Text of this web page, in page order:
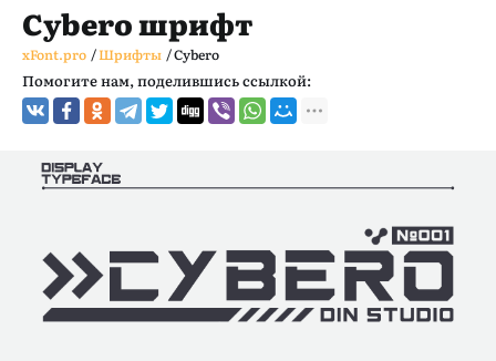
Cybero шрифт
xFont.pro /Шрифты /Cybero
Помогите нам, поделившись ссылкой: